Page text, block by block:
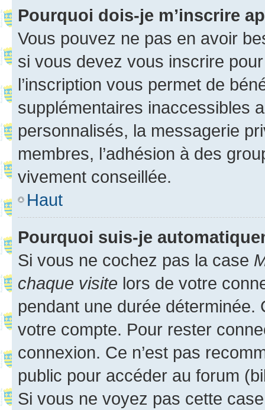
Pourquoi dois-je m’inscrire
Vous pouvez ne pas en avoir
si vous devez vous inscrire
l’inscription vous permet de
supplémentaires inaccessibles
personnalisés, la messagerie
membres, l’adhésion à des
vivement conseillée.
Haut
Pourquoi suis-je
Si vous ne cochez pas la case
chaque visite lors de votre
pendant une durée déterminée.
votre compte. Pour rester
connexion. Ce n’est pas
public pour accéder au forum
Si vous ne voyez pas cette